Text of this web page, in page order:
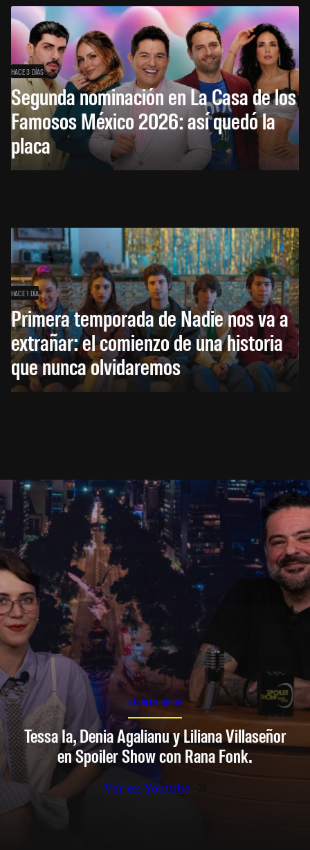
HACE 3 DÍAS
Segunda nominación en La Casa de los
Famosos México 2026: así quedó la
placa
HACE 1 DÍA
Primera temporada de Nadie nos va a
extrañar: el comienzo de una historia
que nunca olvidaremos
SPOILER SHOW
Tessa Ia, Denia Agalianu y Liliana Villaseñor
en Spoiler Show con Rana Fonk.
Ver en Youtube